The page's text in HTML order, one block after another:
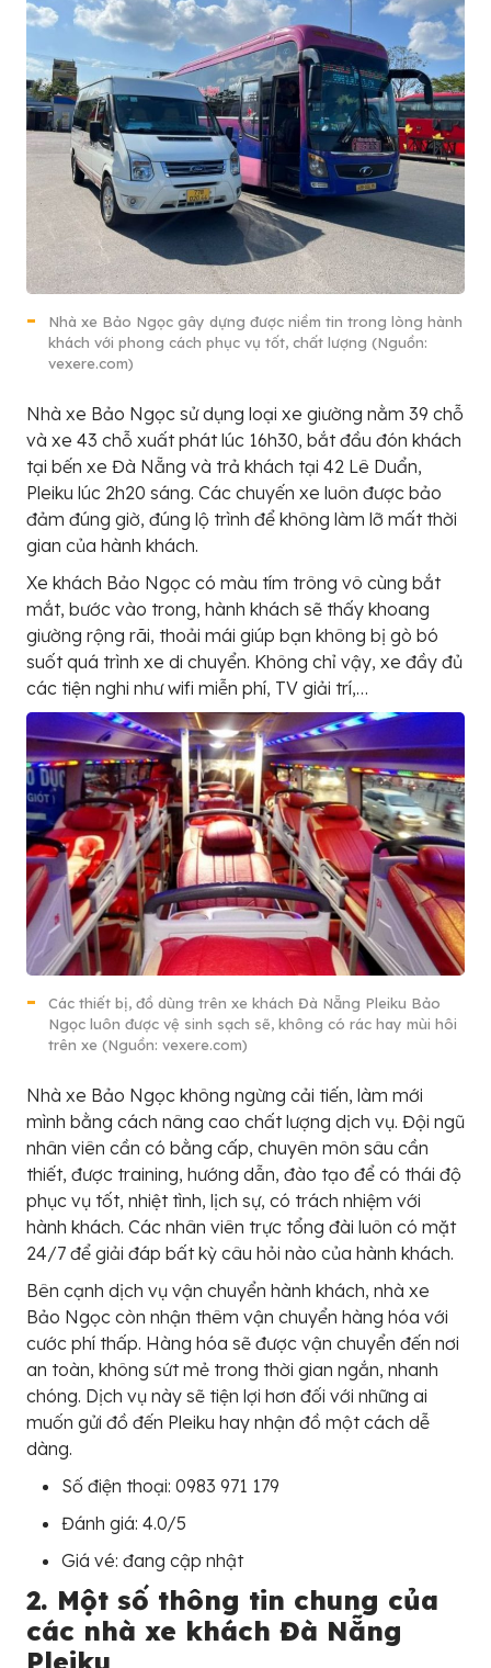
Nhà xe Bảo Ngọc gây dựng được niềm tin trong lòng hành
khách với phong cách phục vụ tốt, chất lượng (Nguồn:
vexere.com)
Nhà xe Bảo Ngọc sử dụng loại xe giường nằm 39 chỗ
và xe 43 chỗ xuất phát lúc 16h30, bắt đầu đón khách
tại bến xe Đà Nẵng và trả khách tại 42 Lê Duẩn,
Pleiku lúc 2h20 sáng. Các chuyến xe luôn được bảo
đảm đúng giờ, đúng lộ trình để không làm lỡ mất thời
gian của hành khách.
Xe khách Bảo Ngọc có màu tím trông vô cùng bắt
mắt, bước vào trong, hành khách sẽ thấy khoang
giường rộng rãi, thoải mái giúp bạn không bị gò bó
suốt quá trình xe di chuyển. Không chỉ vậy, xe đầy đủ
các tiện nghi như wifi miễn phí, TV giải trí,…
Các thiết bị, đồ dùng trên xe khách Đà Nẵng Pleiku Bảo
Ngọc luôn được vệ sinh sạch sẽ, không có rác hay mùi hôi
trên xe (Nguồn: vexere.com)
Nhà xe Bảo Ngọc không ngừng cải tiến, làm mới
mình bằng cách nâng cao chất lượng dịch vụ. Đội ngũ
nhân viên cần có bằng cấp, chuyên môn sâu cần
thiết, được training, hướng dẫn, đào tạo để có thái độ
phục vụ tốt, nhiệt tình, lịch sự, có trách nhiệm với
hành khách. Các nhân viên trực tổng đài luôn có mặt
24/7 để giải đáp bất kỳ câu hỏi nào của hành khách.
Bên cạnh dịch vụ vận chuyển hành khách, nhà xe
Bảo Ngọc còn nhận thêm vận chuyển hàng hóa với
cước phí thấp. Hàng hóa sẽ được vận chuyển đến nơi
an toàn, không sứt mẻ trong thời gian ngắn, nhanh
chóng. Dịch vụ này sẽ tiện lợi hơn đối với những ai
muốn gửi đồ đến Pleiku hay nhận đồ một cách dễ
dàng.
Số điện thoại: 0983 971 179
Đánh giá: 4.0/5
Giá vé: đang cập nhật
2. Một số thông tin chung của
các nhà xe khách Đà Nẵng
Pleiku